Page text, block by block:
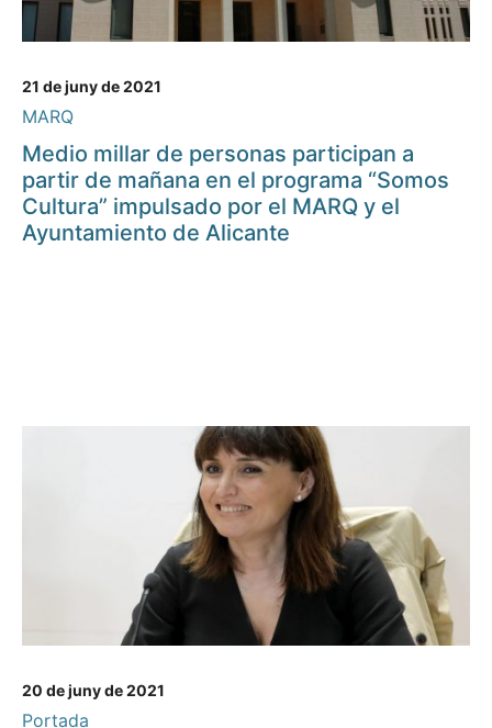
21 de juny de 2021
MARQ
Medio millar de personas participan a
partir de mañana en el programa “Somos
Cultura” impulsado por el MARQ y el
Ayuntamiento de Alicante
20 de juny de 2021
Portada